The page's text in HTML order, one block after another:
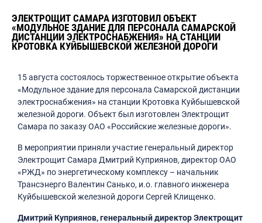
ЭЛЕКТРОЩИТ САМАРА ИЗГОТОВИЛ ОБЪЕКТ
«МОДУЛЬНОЕ ЗДАНИЕ ДЛЯ ПЕРСОНАЛА САМАРСКОЙ
ДИСТАНЦИИ ЭЛЕКТРОСНАБЖЕНИЯ» НА СТАНЦИИ
КРОТОВКА КУЙБЫШЕВСКОЙ ЖЕЛЕЗНОЙ ДОРОГИ
15 августа состоялось торжественное открытие объекта
«Модульное здание для персонала Самарской дистанции
электроснабжения» на станции Кротовка Куйбышевской
железной дороги. Объект был изготовлен Электрощит
Самара по заказу ОАО «Российские железные дороги».
В мероприятии приняли участие генеральный директор
Электрощит Самара Дмитрий Куприянов, директор ОАО
«РЖД» по энергетическому комплексу – начальник
Трансэнерго Валентин Санько, и.о. главного инженера
Куйбышевской железной дороги Сергей Клищенко.
Дмитрий Куприянов, генеральный директор Электрощит